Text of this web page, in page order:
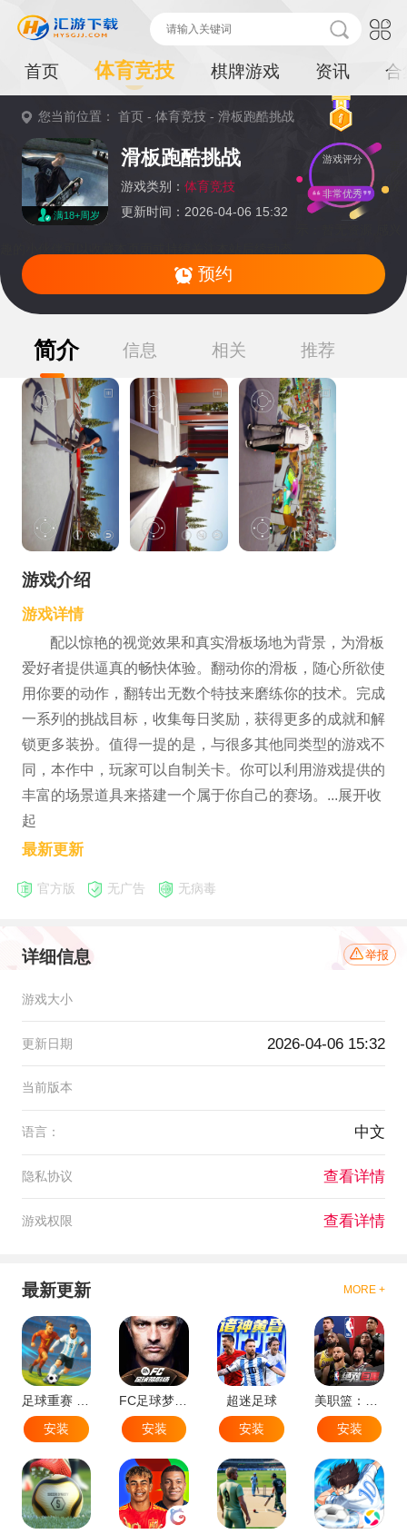
首页 体育竞技 棋牌游戏 资讯 合
您当前位置：首页 -体育竞技 -滑板跑酷挑战
满18+周岁
滑板跑酷挑战
游戏类别： 体育竞技
更新时间：2026-04-06 15:32
游戏评分
非常优秀
预约
提
简介 信息 相关 推荐
游戏介绍
游戏详情
配以惊艳的视觉效果和真实滑板场地为背景，为滑板
爱好者提供逼真的畅快体验。翻动你的滑板，随心所欲使
用你要的动作，翻转出无数个特技来磨练你的技术。完成
一系列的挑战目标，收集每日奖励，获得更多的成就和解
锁更多装扮。值得一提的是，与很多其他同类型的游戏不
同，本作中，玩家可以自制关卡。你可以利用游戏提供的
丰富的场景道具来搭建一个属于你自己的赛场。...展开收
起
最新更新
官方版 无广告 无病毒
详细信息 举报
游戏大小
更新日期 2026-04-06 15:32
当前版本
语言： 中文
隐私协议 查看详情
游戏权限 查看详情
最新更新 MORE +
安装
安装
超迷足球
安装
安装